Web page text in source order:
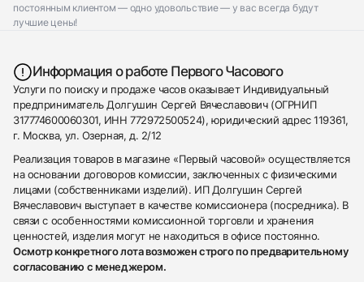
постоянным клиентом — одно удовольствие — у вас всегда будут
лучшие цены!
Информация о работе Первого Часового
Услуги по поиску и продаже часов оказывает Индивидуальный
предприниматель Долгушин Сергей Вячеславович (ОГРНИП
317774600060301, ИНН 772972500524), юридический адрес 119361,
г. Москва, ул. Озерная, д. 2/12
Реализация товаров в магазине «Первый часовой» осуществляется
на основании договоров комиссии, заключенных с физическими
лицами (собственниками изделий). ИП Долгушин Сергей
Вячеславович выступает в качестве комиссионера (посредника). В
связи с особенностями комиссионной торговли и хранения
ценностей, изделия могут не находиться в офисе постоянно.
Осмотр конкретного лота возможен строго по предварительному
согласованию с менеджером.